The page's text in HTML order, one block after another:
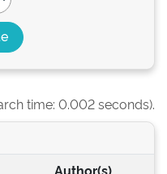
time: 0.002 seconds).
Author(s)